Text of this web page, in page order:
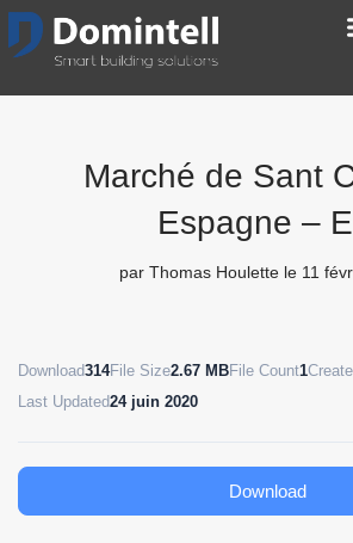
Marché de Sant
Espagne –
par Thomas Houlette le 11
Download314File Size2.67 MBFile Count1
Last Updated24 juin 2020
Download